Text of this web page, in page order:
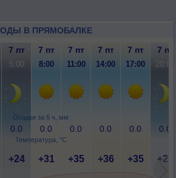
В ПРЯМОБАЛКЕ
Осадки за 6 ч, мм
Температура, °C
7 пт 7 пт 7 пт 7 пт 7 пт 7 пт
5:00 8:00 11:00 14:00 17:00 20:00
0.0 0.0 0.0 0.0 0.0 0.0
+24 +31 +35 +36 +35 +27